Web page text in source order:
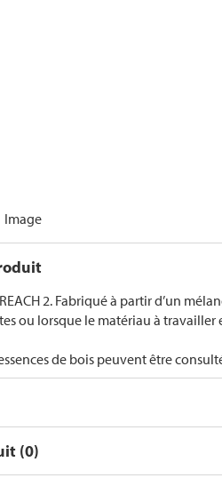
Image
2. Fabriqué à partir d’un
ou lorsque le matériau à
de bois peuvent être
(0)